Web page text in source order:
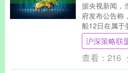
据央视新闻，
府发布公告称
船12日在属于
拉布朗基亚岛
美国海军贾....
沪深策略联
查看： 216